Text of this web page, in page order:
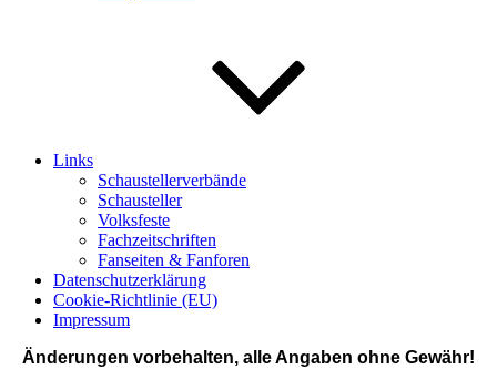
Links
Schaustellerverbände
Schausteller
Volksfeste
Fachzeitschriften
Fanseiten & Fanforen
Datenschutzerklärung
Cookie-Richtlinie (EU)
Impressum
Änderungen vorbehalten, alle Angaben ohne Gewähr!